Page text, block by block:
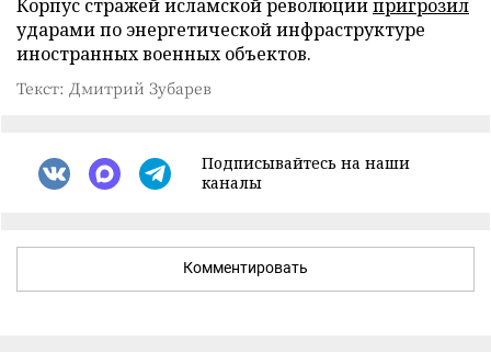
Корпус стражей исламской революциипригрозил
ударами по энергетической инфраструктуре
иностранных военных объектов.
Текст: Дмитрий Зубарев
Подписывайтесь на наши
каналы
Комментировать